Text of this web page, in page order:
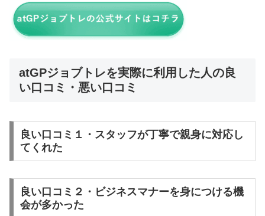
atGPジョブトレを実際に利用した人の良
い口コミ・悪い口コミ
良い口コミ１・スタッフが丁寧で親身に対応し
てくれた
良い口コミ２・ビジネスマナーを身につける機
会が多かった